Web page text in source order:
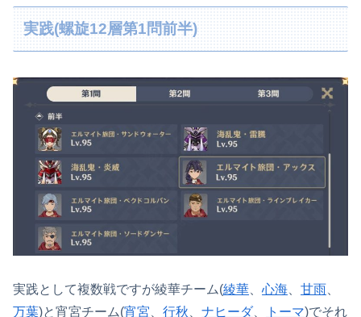
実践(螺旋12層第1問前半)
実践として複数戦ですが綾華チーム(綾華 心海 甘雨
万葉)と宵宮チーム(宵宮 行秋 ナヒーダ、 トーマ)でそれ